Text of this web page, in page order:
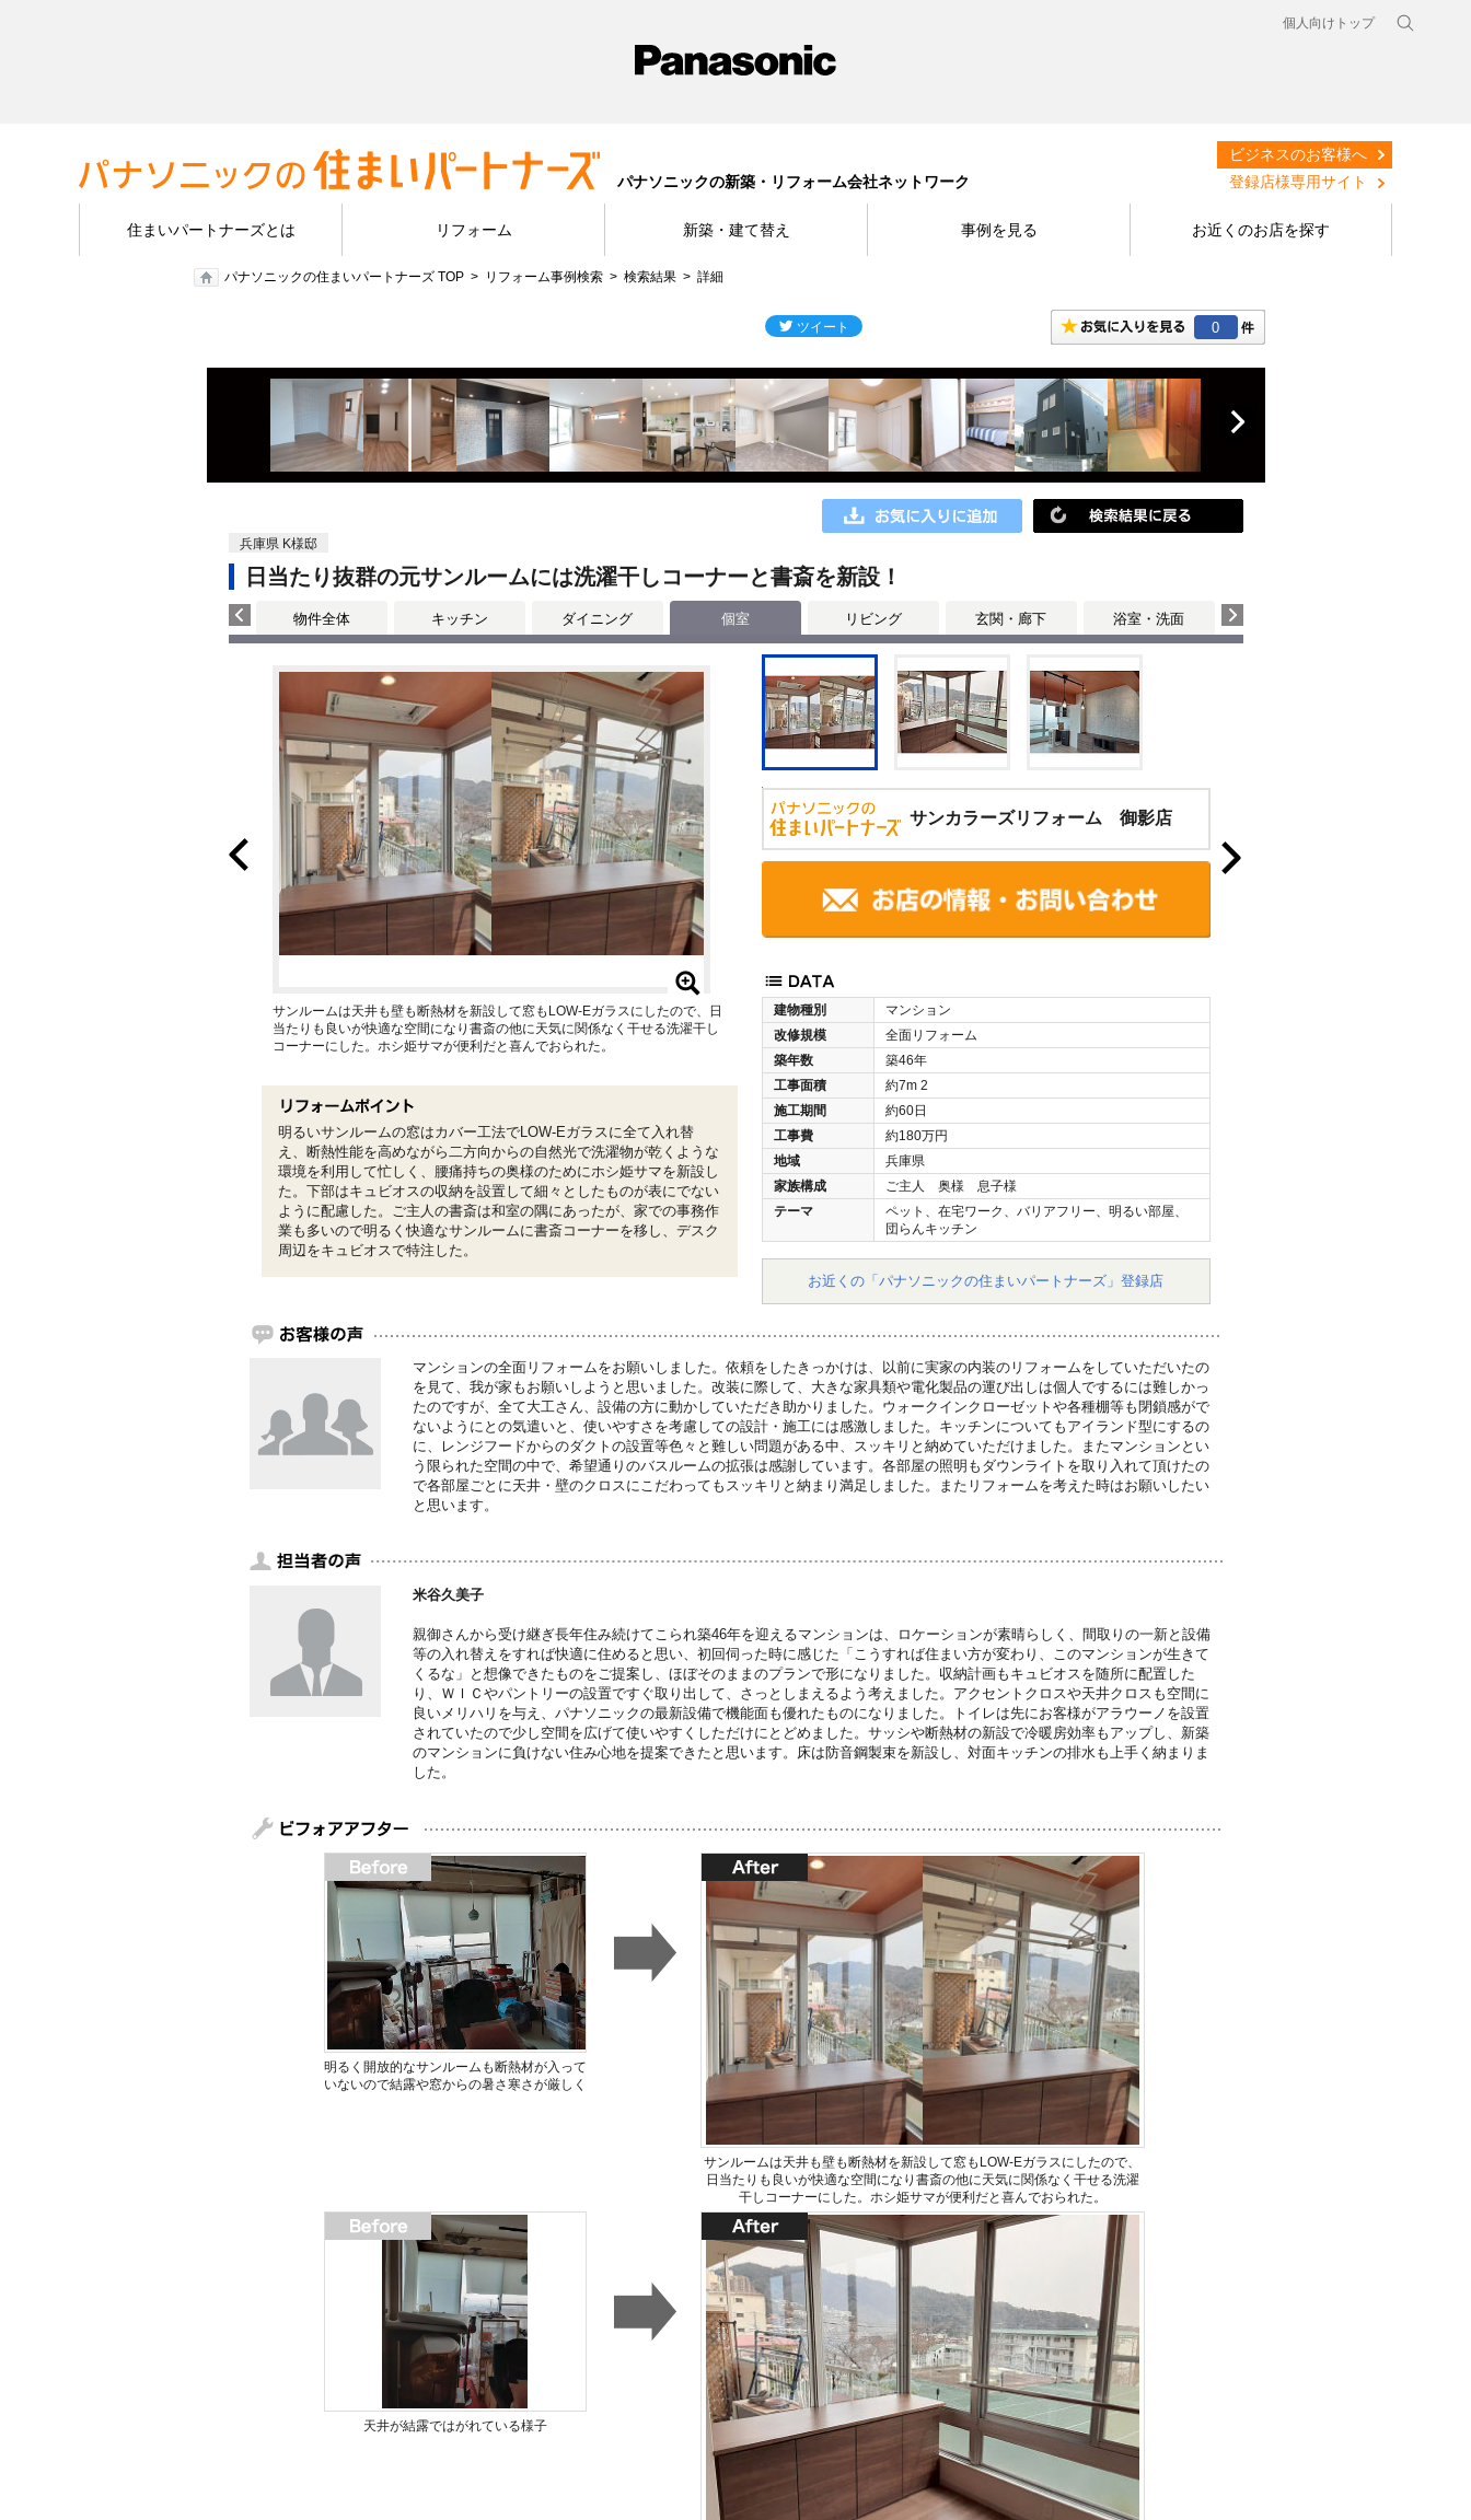
個人向けトップ
パナソニックの新築・リフォーム会社ネットワーク
ビジネスのお客様へ
登録店様専用サイト
住まいパートナーズとは リフォーム 新築・建て替え 事例を見る お近くのお店を探す
パナソニックの住まいパートナーズ TOP リフォーム事例検索 検索結果 詳細
0
兵庫県 K様邸
日当たり抜群の元サンルームには洗濯干しコーナーと書斎を新設！
物件全体 キッチン ダイニング 個室 リビング 玄関・廊下 浴室・洗面
サンカラーズリフォーム 御影店
建物種別
マンション
改修規模
全面リフォーム
築年数
築46年
工事面積
約7m 2
施工期間
約60日
工事費
約180万円
地域
兵庫県
家族構成
ご主人 奥様 息子様
テーマ
ペット、在宅ワーク、バリアフリー、明るい部屋、
団らんキッチン
お近くの「パナソニックの住まいパートナーズ」登録店
サンルームは天井も壁も断熱材を新設して窓もLOW-Eガラスにしたので、日
当たりも良いが快適な空間になり書斎の他に天気に関係なく干せる洗濯干し
コーナーにした。ホシ姫サマが便利だと喜んでおられた。
明るいサンルームの窓はカバー工法でLOW-Eガラスに全て入れ替
え、断熱性能を高めながら二方向からの自然光で洗濯物が乾くような
環境を利用して忙しく、腰痛持ちの奥様のためにホシ姫サマを新設し
た。下部はキュビオスの収納を設置して細々としたものが表にでない
ように配慮した。ご主人の書斎は和室の隅にあったが、家での事務作
業も多いので明るく快適なサンルームに書斎コーナーを移し、デスク
周辺をキュビオスで特注した。
マンションの全面リフォームをお願いしました。依頼をしたきっかけは、以前に実家の内装のリフォームをしていただいたの
を見て、我が家もお願いしようと思いました。改装に際して、大きな家具類や電化製品の運び出しは個人でするには難しかっ
たのですが、全て大工さん、設備の方に動かしていただき助かりました。ウォークインクローゼットや各種棚等も閉鎖感がで
ないようにとの気遣いと、使いやすさを考慮しての設計・施工には感激しました。キッチンについてもアイランド型にするの
に、レンジフードからのダクトの設置等色々と難しい問題がある中、スッキリと納めていただけました。またマンションとい
う限られた空間の中で、希望通りのバスルームの拡張は感謝しています。各部屋の照明もダウンライトを取り入れて頂けたの
で各部屋ごとに天井・壁のクロスにこだわってもスッキリと納まり満足しました。またリフォームを考えた時はお願いしたい
と思います。
米谷久美子
親御さんから受け継ぎ長年住み続けてこられ築46年を迎えるマンションは、ロケーションが素晴らしく、間取りの一新と設備
等の入れ替えをすれば快適に住めると思い、初回伺った時に感じた「こうすれば住まい方が変わり、このマンションが生きて
くるな」と想像できたものをご提案し、ほぼそのままのプランで形になりました。収納計画もキュビオスを随所に配置した
り、ＷＩＣやパントリーの設置ですぐ取り出して、さっとしまえるよう考えました。アクセントクロスや天井クロスも空間に
良いメリハリを与え、パナソニックの最新設備で機能面も優れたものになりました。トイレは先にお客様がアラウーノを設置
されていたので少し空間を広げて使いやすくしただけにとどめました。サッシや断熱材の新設で冷暖房効率もアップし、新築
のマンションに負けない住み心地を提案できたと思います。床は防音鋼製束を新設し、対面キッチンの排水も上手く納まりま
した。
明るく開放的なサンルームも断熱材が入って
いないので結露や窓からの暑さ寒さが厳しく
サンルームは天井も壁も断熱材を新設して窓もLOW-Eガラスにしたので、
日当たりも良いが快適な空間になり書斎の他に天気に関係なく干せる洗濯
干しコーナーにした。ホシ姫サマが便利だと喜んでおられた。
天井が結露ではがれている様子